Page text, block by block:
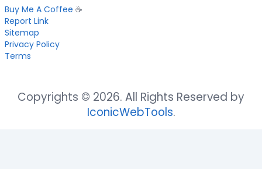
Buy Me A Coffee ☕
Report Link
Sitemap
Privacy Policy
Terms
Copyrights © 2026. All Rights Reserved by
IconicWebTools.